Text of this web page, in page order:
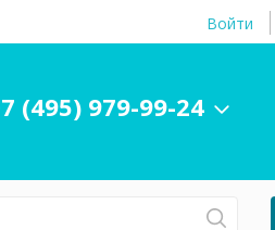
Войти
(495) 979-99-24